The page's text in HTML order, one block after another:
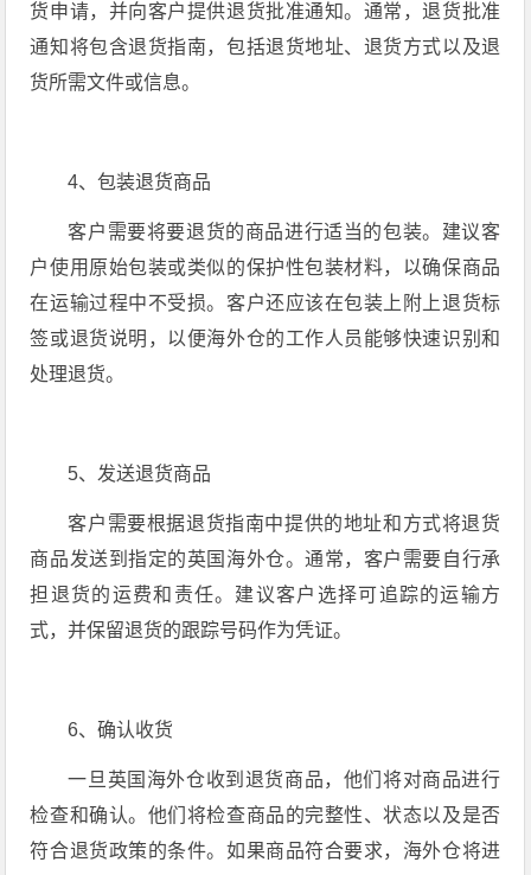
货申请，并向客户提供退货批准通知。通常，退货批准
通知将包含退货指南，包括退货地址、退货方式以及退
货所需文件或信息。
4、包装退货商品
客户需要将要退货的商品进行适当的包装。建议客
户使用原始包装或类似的保护性包装材料，以确保商品
在运输过程中不受损。客户还应该在包装上附上退货标
签或退货说明，以便海外仓的工作人员能够快速识别和
处理退货。
5、发送退货商品
客户需要根据退货指南中提供的地址和方式将退货
商品发送到指定的英国海外仓。通常，客户需要自行承
担退货的运费和责任。建议客户选择可追踪的运输方
式，并保留退货的跟踪号码作为凭证。
6、确认收货
一旦英国海外仓收到退货商品，他们将对商品进行
检查和确认。他们将检查商品的完整性、状态以及是否
符合退货政策的条件。如果商品符合要求，海外仓将进